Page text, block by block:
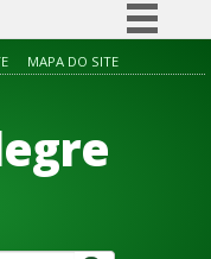
Simplifique!
à informação
Canais
MAPA DO SITE